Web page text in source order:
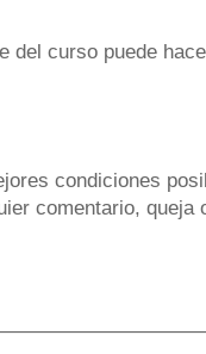
del curso puede
condiciones
comentario, queja